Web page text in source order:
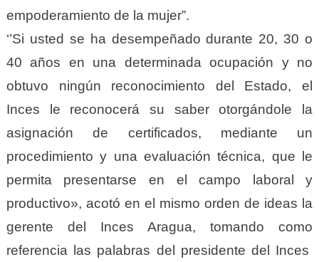
empoderamiento de la mujer”.
‘’Si usted se ha desempeñado durante 20, 30 o
40 años en una determinada ocupación y no
obtuvo ningún reconocimiento del Estado, el
Inces le reconocerá su saber otorgándole la
asignación de certificados, mediante un
procedimiento y una evaluación técnica, que le
permita presentarse en el campo laboral y
productivo», acotó en el mismo orden de ideas la
gerente del Inces Aragua, tomando como
referencia las palabras del presidente del Inces